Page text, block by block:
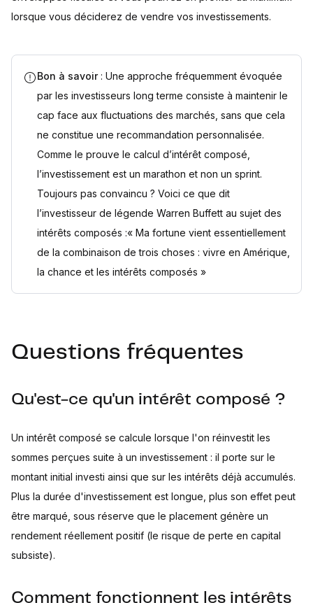
lorsque vous déciderez de vendre vos investissements.
Bon à savoir : Une approche fréquemment évoquée
par les investisseurs long terme consiste à maintenir le
cap face aux fluctuations des marchés, sans que cela
ne constitue une recommandation personnalisée.
Comme le prouve le calcul d’intérêt composé,
l’investissement est un marathon et non un sprint.
Toujours pas convaincu ? Voici ce que dit
l’investisseur de légende Warren Buffett au sujet des
intérêts composés :« Ma fortune vient essentiellement
de la combinaison de trois choses : vivre en Amérique,
la chance et les intérêts composés »
Questions fréquentes
Qu'est-ce qu'un intérêt composé ?
Un intérêt composé se calcule lorsque l'on réinvestit les
sommes perçues suite à un investissement : il porte sur le
montant initial investi ainsi que sur les intérêts déjà accumulés.
Plus la durée d'investissement est longue, plus son effet peut
être marqué, sous réserve que le placement génère un
rendement réellement positif (le risque de perte en capital
subsiste).
Comment fonctionnent les intérêts